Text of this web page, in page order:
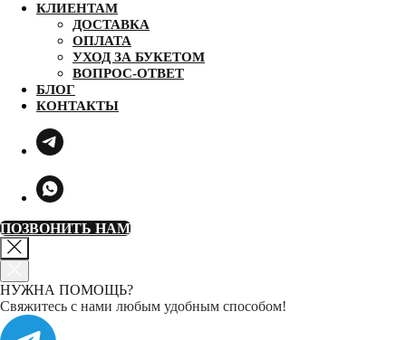
КЛИЕНТАМ
ДОСТАВКА
ОПЛАТА
УХОД ЗА БУКЕТОМ
ВОПРОС-ОТВЕТ
БЛОГ
КОНТАКТЫ
ПОЗВОНИТЬ НАМ
НУЖНА ПОМОЩЬ?
Свяжитесь с нами любым удобным способом!